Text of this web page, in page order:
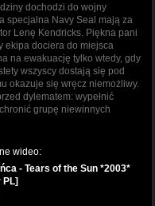
dochodzi do wojny
specjalna Navy Seal mają za
Lenę Kendricks. Piękna pani
ekipa dociera do miejsca
na ewakuację tylko wtedy, gdy
wszyscy dostają się pod
okazuje się wręcz niemożliwy.
dylematem: wypełnić
grupę niewinnych
wideo:
- Tears of the Sun *2003*
PL]